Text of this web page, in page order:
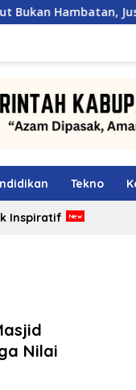
Perkuat Iklim
Tekno
Inspiratif
Nilai